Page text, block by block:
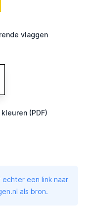
vlaggen
(PDF)
een link naar
als bron.